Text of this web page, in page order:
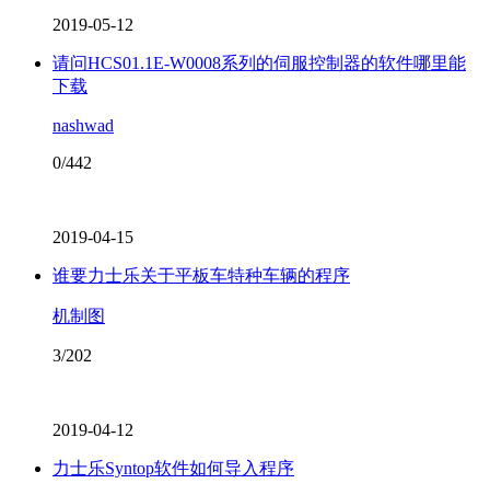
2019-05-12
请问HCS01.1E-W0008系列的伺服控制器的软件哪里能
下载
nashwad
0/442
2019-04-15
​谁要力士乐关于平板车特种车辆的程序
机制图
3/202
2019-04-12
力士乐Syntop软件如何导入程序